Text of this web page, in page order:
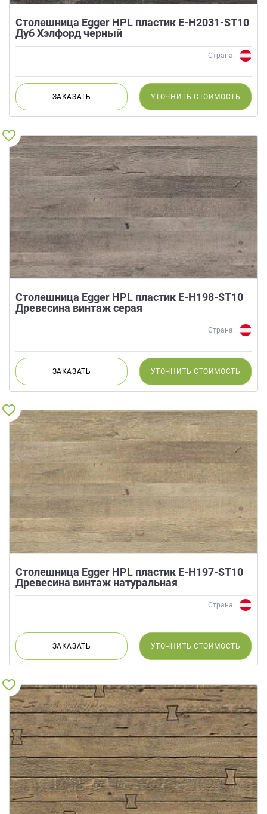
Столешница Egger HPL пластик E-H2031-ST10
Дуб Хэлфорд черный
Страна:
ЗАКАЗАТЬ УТОЧНИТЬ СТОИМОСТЬ
Столешница Egger HPL пластик E-H198-ST10
Древесина винтаж серая
Страна:
ЗАКАЗАТЬ УТОЧНИТЬ СТОИМОСТЬ
Столешница Egger HPL пластик E-H197-ST10
Древесина винтаж натуральная
Страна:
ЗАКАЗАТЬ УТОЧНИТЬ СТОИМОСТЬ